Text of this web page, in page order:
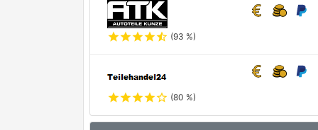
starstarstarstarstar_half (93 %)
starstarstarstarstar_outline (80 %)